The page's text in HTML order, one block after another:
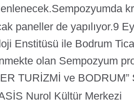
Sempozyumda
paneller de yapılıyor.9
Enstitüsü ile Bodrum
olan Sempozyum
TURİZMİ ve BODRUM”
Nurol Kültür Merkezi